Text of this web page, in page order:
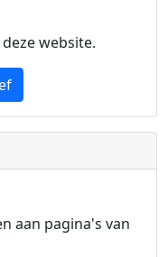
website.
aan pagina's van